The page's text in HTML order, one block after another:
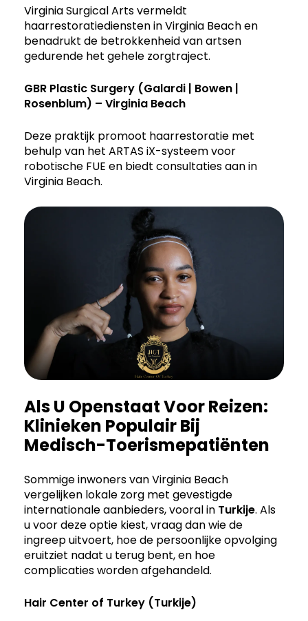
Virginia Surgical Arts vermeldt
haarrestoratiediensten in Virginia Beach en
benadrukt de betrokkenheid van artsen
gedurende het gehele zorgtraject.
GBR Plastic Surgery (Galardi | Bowen |
Rosenblum) – Virginia Beach
Deze praktijk promoot haarrestoratie met
behulp van het ARTAS iX-systeem voor
robotische FUE en biedt consultaties aan in
Virginia Beach.
Als U Openstaat Voor Reizen:
Klinieken Populair Bij
Medisch-Toerismepatiënten
Sommige inwoners van Virginia Beach
vergelijken lokale zorg met gevestigde
internationale aanbieders, vooral in Turkije. Als
u voor deze optie kiest, vraag dan wie de
ingreep uitvoert, hoe de persoonlijke opvolging
eruitziet nadat u terug bent, en hoe
complicaties worden afgehandeld.
Hair Center of Turkey (Turkije)